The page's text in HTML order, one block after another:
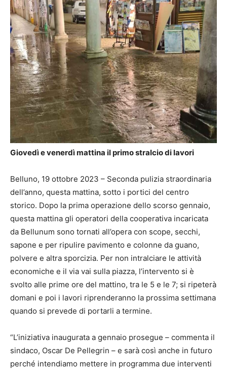
Giovedì e venerdì mattina il primo stralcio di lavori
Belluno, 19 ottobre 2023 – Seconda pulizia straordinaria
dell’anno, questa mattina, sotto i portici del centro
storico. Dopo la prima operazione dello scorso gennaio,
questa mattina gli operatori della cooperativa incaricata
da Bellunum sono tornati all’opera con scope, secchi,
sapone e per ripulire pavimento e colonne da guano,
polvere e altra sporcizia. Per non intralciare le attività
economiche e il via vai sulla piazza, l’intervento si è
svolto alle prime ore del mattino, tra le 5 e le 7; si ripeterà
domani e poi i lavori riprenderanno la prossima settimana
quando si prevede di portarli a termine.
“L’iniziativa inaugurata a gennaio prosegue – commenta il
sindaco, Oscar De Pellegrin – e sarà così anche in futuro
perché intendiamo mettere in programma due interventi